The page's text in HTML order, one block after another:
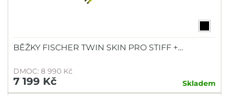
BĚŽKY FISCHER TWIN SKIN PRO STIFF +…
DMOC: 8 990 Kč
7 199 Kč Skladem